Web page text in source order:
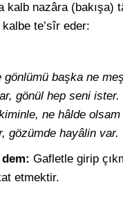
kalb nazâra (bakışa)
kalbe te’sîr eder:
gönlümü başka ne
gönül hep seni ister.
ne hâlde
gözümde hayâlin var.
Gafletle girip
etmektir.